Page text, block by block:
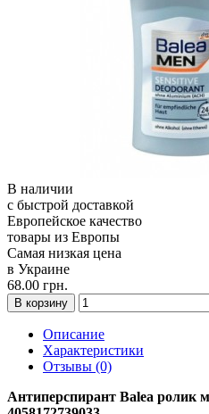
В наличии
с быстрой доставкой
Европейское качество
товары из Европы
Самая низкая цена
в Украине
68.00 грн.
В корзину
Описание
Характеристики
Отзывы (0)
Антиперспирант Balea ролик